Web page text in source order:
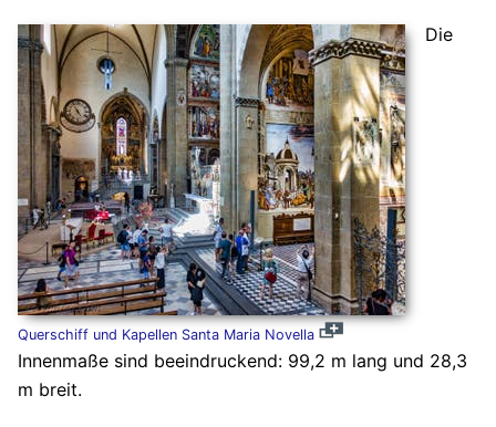
Querschiff und Kapellen Santa Maria Novella
Die
Innenmaße sind beeindruckend: 99,2 m lang und 28,3
m breit.